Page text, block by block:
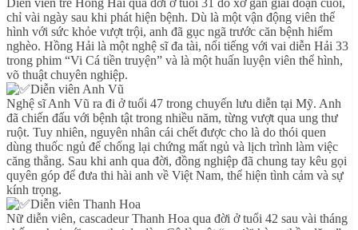
chỉ vài ngày sau khi phát hiện bệnh. Dù là một vận động viên thể
hình với sức khỏe vượt trội, anh đã gục ngã trước căn bệnh hiểm
nghèo. Hồng Hải là một nghệ sĩ đa tài, nổi tiếng với vai diễn Hải 33
trong phim “Vi Cá tiền truyện” và là một huấn luyện viên thể hình,
võ thuật chuyên nghiệp.
Diễn viên Anh Vũ
Nghệ sĩ Anh Vũ ra đi ở tuổi 47 trong chuyến lưu diễn tại Mỹ. Anh
đã chiến đấu với bệnh tật trong nhiều năm, từng vượt qua ung thư
ruột. Tuy nhiên, nguyên nhân cái chết được cho là do thói quen
dùng thuốc ngủ để chống lại chứng mất ngủ và lịch trình làm việc
căng thẳng. Sau khi anh qua đời, đồng nghiệp đã chung tay kêu gọi
quyên góp để đưa thi hài anh về Việt Nam, thể hiện tình cảm và sự
kính trọng.
Diễn viên Thanh Hoa
Nữ diễn viên, cascadeur Thanh Hoa qua đời ở tuổi 42 sau vài tháng